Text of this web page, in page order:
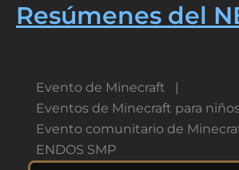
Resúmenes del
Evento de Minecraft
Eventos de Minecraft para
Evento comunitario de
ENDOS SMP